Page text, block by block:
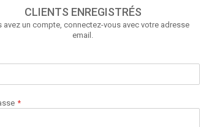
CLIENTS ENREGISTRÉS
avez un compte, connectez-vous avec votre adresse
email.